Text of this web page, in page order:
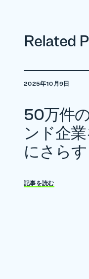
Related
2025年10月9日
50万件
ンド企
にさらす
記事を読む